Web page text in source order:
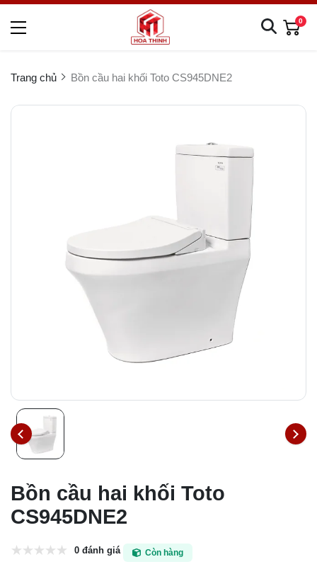
0
Trang chủ Bồn cầu hai khối Toto CS945DNE2
Bồn cầu hai khối Toto
CS945DNE2
0 đánh giá Còn hàng